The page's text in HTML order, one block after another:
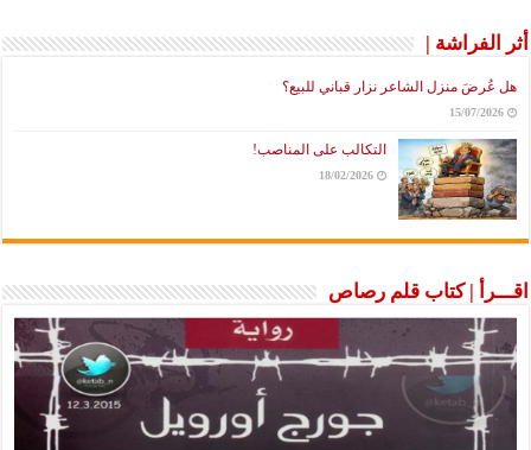
أثر الفراشة |
هل عُرضَ منزل الشاعر نزار قباني للبيع؟
15/07/2026
التكالب على المناصب!
18/02/2026
اقـــرأ | كتاب قلم رصاص